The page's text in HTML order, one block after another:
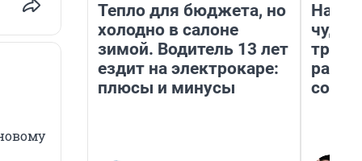
Тепло для бюджета, но
холодно в салоне
зимой. Водитель 13 лет
ездит на электрокаре:
плюсы и минусы